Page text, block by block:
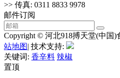
>> 传真: 0311 8833 9978
邮件订阅
Copyright © 河北918搏天堂(中国
站地图| 技术支持:
关键词: 香辛料 辣椒
置顶